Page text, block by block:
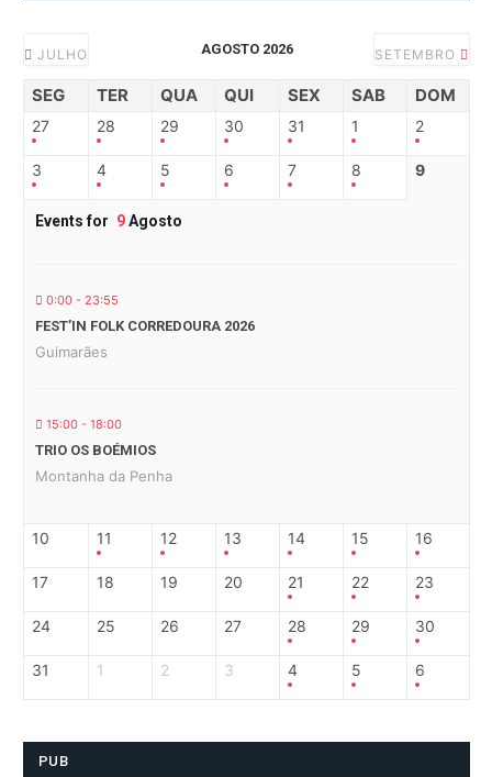
JULHO AGOSTO 2026 SETEMBRO
SEG TER QUA QUI SEX SAB DOM
27 28 29 30 31 1 2
3 4 5 6 7 8 9
Events for 9Agosto
0:00 - 23:55
FEST’IN FOLK CORREDOURA 2026
Guimarães
15:00 - 18:00
TRIO OS BOÉMIOS
Montanha da Penha
10 11 12 13 14 15 16
17 18 19 20 21 22 23
24 25 26 27 28 29 30
31 1 2 3 4 5 6
PUB